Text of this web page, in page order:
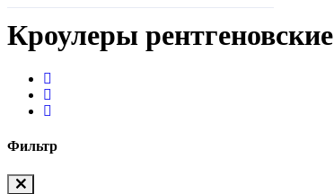
Кроулеры рентгеновские
Фильтр